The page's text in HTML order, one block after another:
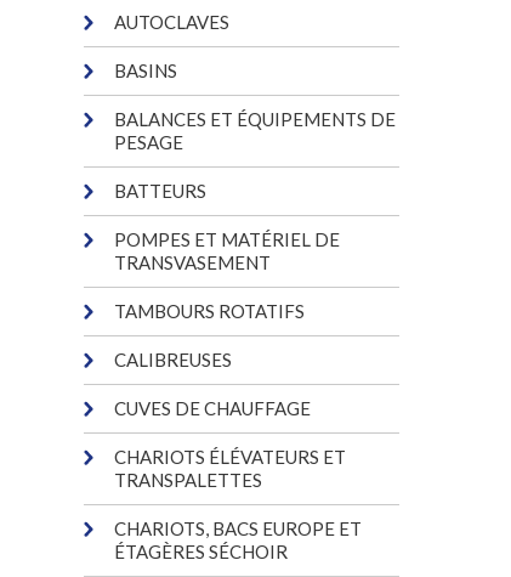
AUTOCLAVES
BASINS
BALANCES ET ÉQUIPEMENTS DE
PESAGE
BATTEURS
POMPES ET MATÉRIEL DE
TRANSVASEMENT
TAMBOURS ROTATIFS
CALIBREUSES
CUVES DE CHAUFFAGE
CHARIOTS ÉLÉVATEURS ET
TRANSPALETTES
CHARIOTS, BACS EUROPE ET
ÉTAGÈRES SÉCHOIR